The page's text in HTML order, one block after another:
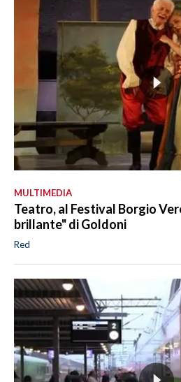
MULTIMEDIA
Teatro, al Festival Borgio
brillante" di Goldoni
Red